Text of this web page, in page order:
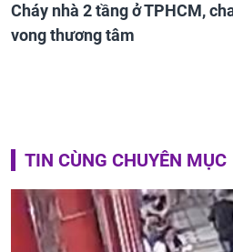
Cháy nhà 2 tầng ở TPHCM,
vong thương tâm
TIN CÙNG CHUYÊN MỤC